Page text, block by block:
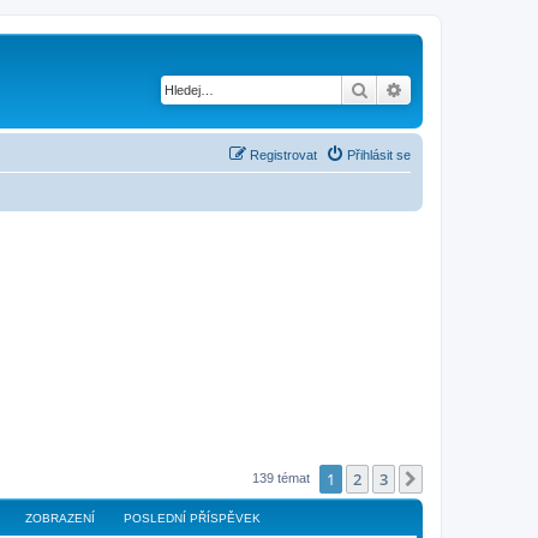
Hledat
Přihlásit se
Registrovat
139 témat 1 2 3
ZOBRAZENÍ POSLEDNÍ PŘÍSPĚVEK